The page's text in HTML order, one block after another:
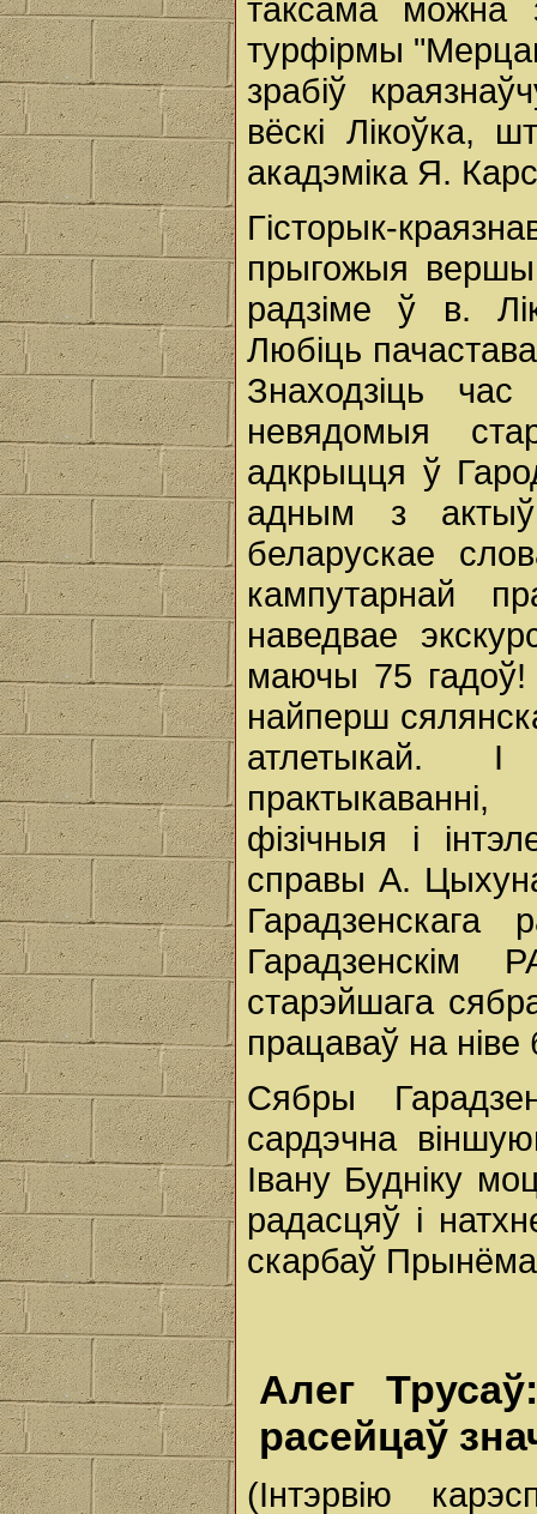
таксама можна
турфірмы
зрабіў
вёскі Лікоўка,
акадэміка Я.
Гісторык-
прыгожыя
радзіме ў в.
Любіць
Знаходзіць
невядомыя
адкрыцця ў
адным з
беларускае
кампутарнай
наведвае
маючы 75 гадоў!
найперш
атлетыкай.
фізічныя і
справы А.
старэйшага
працаваў на
Сябры
сардэчна
Івану Будніку
радасцяў і
скарбаў
Алег
расейцаў
(Інтэрвію